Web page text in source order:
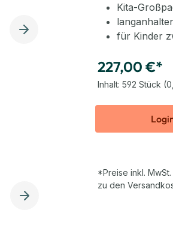
Kita-
für Kinder
227,00 €*
Inhalt: 592 Stück
*Preise inkl.
zu den